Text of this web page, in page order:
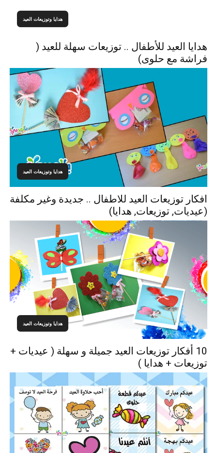
هدايا وتوزيعات العيد
هدايا العيد للأطفال .. توزيعات سهلة للعيد (
فراشة مع حلوى)
هدايا وتوزيعات العيد
افكار توزيعات العيد للاطفال .. جديدة وغير مكلفة
(عيديات, توزيعات, هدايا)
هدايا وتوزيعات العيد
10 أفكار توزيعات العيد جميلة و سهلة ( عيديات +
توزيعات + هدايا )